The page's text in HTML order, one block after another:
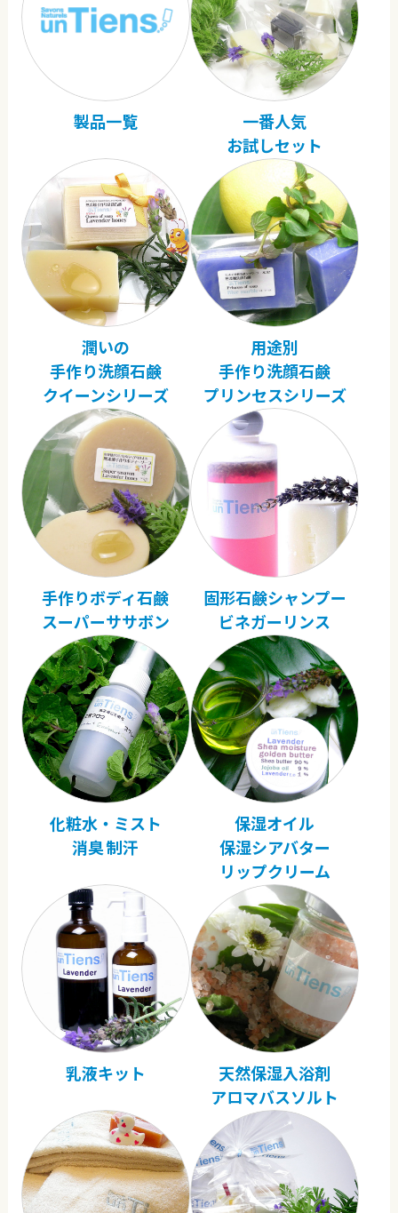
製品一覧
一番人気
お試しセット
潤いの
手作り洗顔石鹸
クイーンシリーズ
用途別
手作り洗顔石鹸
プリンセスシリーズ
手作りボディ石鹸
スーパーササボン
固形石鹸シャンプー
ビネガーリンス
化粧水・ミスト
消臭 制汗
保湿オイル
保湿シアバター
リップクリーム
乳液キット
天然保湿入浴剤
アロマバスソルト